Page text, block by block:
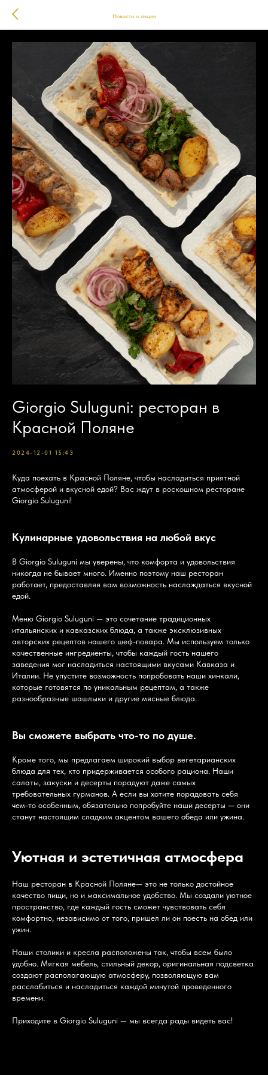
Новости и акции
Giorgio Suluguni: ресторан в
Красной Поляне
2024-12-01 15:43
Куда поехать в Красной Поляне, чтобы насладиться приятной
атмосферой и вкусной едой? Вас ждут в роскошном ресторане
Giorgio Suluguni!
Кулинарные удовольствия на любой вкус
В Giorgio Suluguni мы уверены, что комфорта и удовольствия
никогда не бывает много. Именно поэтому наш ресторан
работает, предоставляя вам возможность наслаждаться вкусной
едой.
Меню Giorgio Suluguni — это сочетание традиционных
итальянских и кавказских блюда, а также эксклюзивных
авторских рецептов нашего шеф-повара. Мы используем только
качественные ингредиенты, чтобы каждый гость нашего
заведения мог насладиться настоящими вкусами Кавказа и
Италии. Не упустите возможность попробовать наши хинкали,
которые готовятся по уникальным рецептам, а также
разнообразные шашлыки и другие мясные блюда.
Вы сможете выбрать что-то по душе.
Кроме того, мы предлагаем широкий выбор вегетарианских
блюда для тех, кто придерживается особого рациона. Наши
салаты, закуски и десерты порадуют даже самых
требовательных гурманов. А если вы хотите порадовать себя
чем-то особенным, обязательно попробуйте наши десерты — они
станут настоящим сладким акцентом вашего обеда или ужина.
Уютная и эстетичная атмосфера
Наш ресторан в Красной Поляне— это не только достойное
качество пищи, но и максимальное удобство. Мы создали уютное
пространство, где каждый гость сможет чувствовать себя
комфортно, независимо от того, пришел ли он поесть на обед или
ужин.
Наши столики и кресла расположены так, чтобы всем было
удобно. Мягкая мебель, стильный декор, оригинальная подсветка
создают располагающую атмосферу, позволяющую вам
расслабиться и насладиться каждой минутой проведенного
времени.
Приходите в Giorgio Suluguni — мы всегда рады видеть вас!